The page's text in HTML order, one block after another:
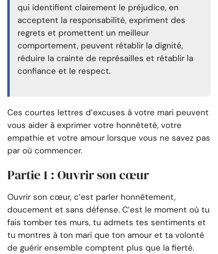
qui identifient clairement le préjudice, en
acceptent la responsabilité, expriment des
regrets et promettent un meilleur
comportement, peuvent rétablir la dignité,
réduire la crainte de représailles et rétablir la
confiance et le respect.
Ces courtes lettres d’excuses à votre mari peuvent
vous aider à exprimer votre honnêteté, votre
empathie et votre amour lorsque vous ne savez pas
par où commencer.
Partie 1 : Ouvrir son cœur
Ouvrir son cœur, c’est parler honnêtement,
doucement et sans défense. C’est le moment où tu
fais tomber tes murs, tu admets tes sentiments et
tu montres à ton mari que ton amour et ta volonté
de guérir ensemble comptent plus que la fierté.